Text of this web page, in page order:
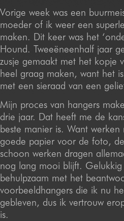
Vorige week was een
moeder of ik weer een
maken. Dit keer was het
Hound. Tweeëneenhalf jaar
zusje gemaakt met het kopje
heel graag maken, want het
met een sieraad van een
Mijn proces van hangers
drie jaar. Dat heeft me de
beste manier is. Want
goede papier voor de foto,
schoon werken dragen
nog lang mooi blijft. Gelukkig
behulpzaam met het
voorbeeldhangers die ik nu
gebleven, dus ik vertrouw
is.